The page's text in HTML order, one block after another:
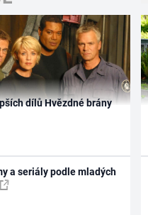
dílů Hvězdné brány
a seriály podle mladých